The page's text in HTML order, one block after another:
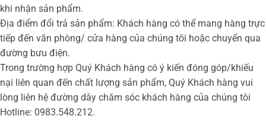
khi nhận sản phẩm.
Địa điểm đổi trả sản phẩm: Khách hàng có thể mang hàng trực
tiếp đến văn phòng/ cửa hàng của chúng tôi hoặc chuyển qua
đường bưu điện.
Trong trường hợp Quý Khách hàng có ý kiến đóng góp/khiếu
nại liên quan đến chất lượng sản phẩm, Quý Khách hàng vui
lòng liên hệ đường dây chăm sóc khách hàng của chúng tôi
Hotline: 0983.548.212.